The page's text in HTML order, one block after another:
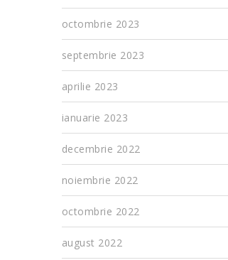
octombrie 2023
septembrie 2023
aprilie 2023
ianuarie 2023
decembrie 2022
noiembrie 2022
octombrie 2022
august 2022